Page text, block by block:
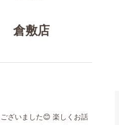
倉敷店
ざいました😊 楽しくお話